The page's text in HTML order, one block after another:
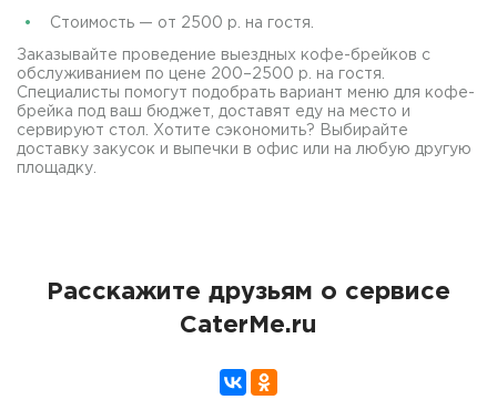
Стоимость — от 2500 р. на гостя.
Заказывайте проведение выездных кофе-брейков с
обслуживанием по цене 200–2500 р. на гостя.
Специалисты помогут подобрать вариант меню для кофе-
брейка под ваш бюджет, доставят еду на место и
сервируют стол. Хотите сэкономить? Выбирайте
доставку закусок и выпечки в офис или на любую другую
площадку.
Расскажите друзьям о сервисе
CaterMe.ru